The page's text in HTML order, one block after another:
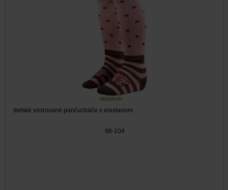
skladom
detské vzorované pančucháče s elastanom
98-104